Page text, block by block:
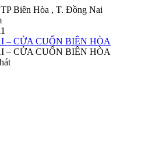
Biên Hòa , T. Đồng Nai